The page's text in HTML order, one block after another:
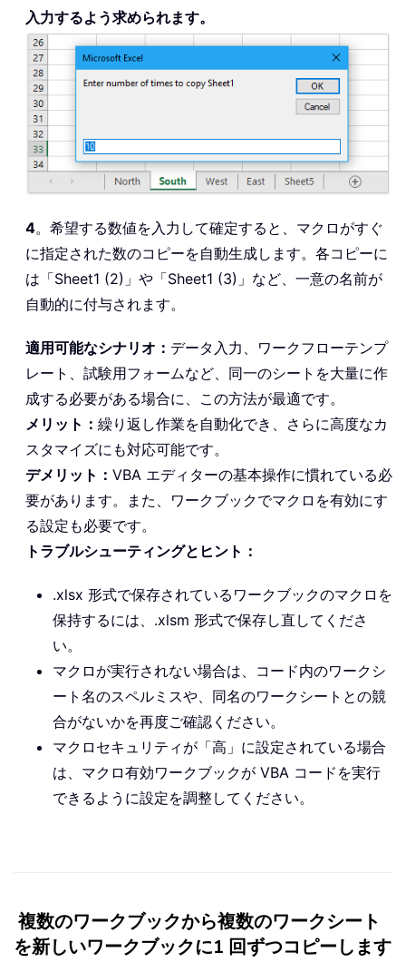
入力するよう求められます。
4。希望する数値を入力して確定すると、マクロがすぐ
に指定された数のコピーを自動生成します。各コピーに
は「Sheet1 (2)」や「Sheet1 (3)」など、一意の名前が
自動的に付与されます。
適用可能なシナリオ： データ入力、ワークフローテンプ
レート、試験用フォームなど、同一のシートを大量に作
成する必要がある場合に、この方法が最適です。
メリット： 繰り返し作業を自動化でき、さらに高度なカ
スタマイズにも対応可能です。
デメリット： VBA エディターの基本操作に慣れている必
要があります。また、ワークブックでマクロを有効にす
る設定も必要です。
トラブルシューティングとヒント：
.xlsx 形式で保存されているワークブックのマクロを
保持するには、.xlsm 形式で保存し直してくださ
い。
マクロが実行されない場合は、コード内のワークシ
ート名のスペルミスや、同名のワークシートとの競
合がないかを再度ご確認ください。
マクロセキュリティが「高」に設定されている場合
は、マクロ有効ワークブックが VBA コードを実行
できるように設定を調整してください。
複数のワークブックから複数のワークシート
を新しいワークブックに1 回ずつコピーします